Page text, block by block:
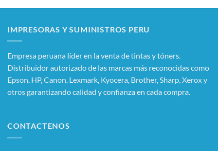
IMPRESORAS Y SUMINISTROS PERU
Empresa peruana líder en la venta de tintas y tóners.
Distribuidor autorizado de las marcas más reconocidas como
Epson, HP, Canon, Lexmark, Kyocera, Brother, Sharp, Xerox y
otros garantizando calidad y confianza en cada compra.
CONTACTENOS